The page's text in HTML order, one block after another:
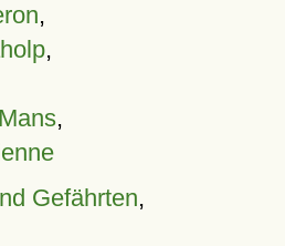
,
,
,
Gefährten,